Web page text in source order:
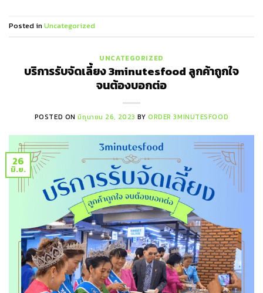
Posted inUncategorized
UNCATEGORIZED
บริการรับจัดเลี้ยง 3minutesfood ลูกค้าถูกใจ
จนต้องบอกต่อ
POSTED ONมิถุนายน 26, 2023 BYORDER 3MINUTESFOOD
26
มิ.ย.